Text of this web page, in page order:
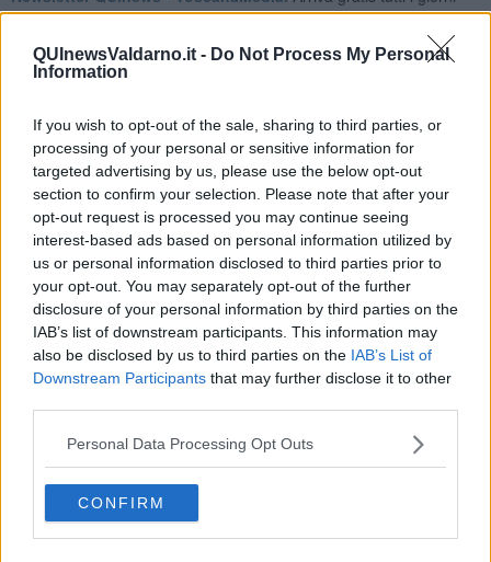
QUInewsValdarno.it - Do Not Process My Personal
Information
If you wish to opt-out of the sale, sharing to third parties, or
processing of your personal or sensitive information for
targeted advertising by us, please use the below opt-out
section to confirm your selection. Please note that after your
opt-out request is processed you may continue seeing
interest-based ads based on personal information utilized by
us or personal information disclosed to third parties prior to
your opt-out. You may separately opt-out of the further
disclosure of your personal information by third parties on the
IAB’s list of downstream participants. This information may
also be disclosed by us to third parties on the IAB’s List of
Downstream Participants that may further disclose it to other
Personal Data Processing Opt Outs
CONFIRM
alle 20:00 direttamente nella tua casella di posta.
Basta cliccareQUI
Ti potrebbe interessare anche:
Articoli dal Blog “Disincantato” di Adolfo Santoro
​Un esempio di civismo
​Linee guida per organizzare il civismo della complessità
​Il ripristino della natura secondo la legge e l’impegno dei
Cittadini
Il nesso tra cambiamenti climatici e salute umana
Tutti morimmo a stento (3)
Tutti morimmo a stento (2)
​Tutti morimmo a stento (1)
IL CORRIDOIO BLU il resoconto del convegno
Un manuale essenziale per seguire il CORRIDOIO BLU
Il corridoio blu
Alcune domande da esordiente agli esperti che decidono le
sorti dell’Elba
Verso il full electric a gestione pubblica dei traghetti​
​La Scienza dei Cittadini e i Cittadini per l’Aria